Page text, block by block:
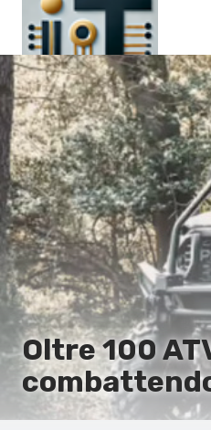
Pagina principale
En
Es
Ru
It
Oltre 100